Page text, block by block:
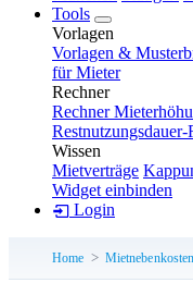
Tools
Vorlagen
Vorlagen &
für Mieter
Rechner
Rechner
Restnutzungsdauer-
Wissen
Mietverträge
Widget einbinden
Login
Home Mietnebenkosten